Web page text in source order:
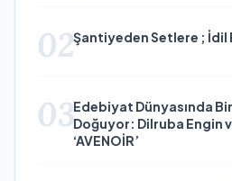
02Şantiyeden Setlere ; İdil
03Edebiyat Dünyasında
Doğuyor: Dilruba Engin
‘AVENOİR’